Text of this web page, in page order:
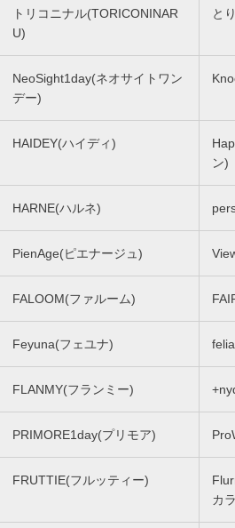
トリコニナル(TORICONINAR
U)
と
NeoSight1day(ネオサイトワン
デー)
HAIDEY(ハイディ)
ン)
HARNE(ハルネ)
PienAge(ピエナージュ)
FALOOM(ファルーム)
Feyuna(フェユナ)
FLANMY(フランミー)
PRIMORE1day(プリモア)
FRUTTIE(フルッティー)
カ